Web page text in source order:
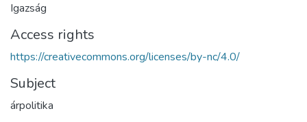
Igazság
Access rights
https://creativecommons.org/licenses/by-nc/4.0/
Subject
árpolitika